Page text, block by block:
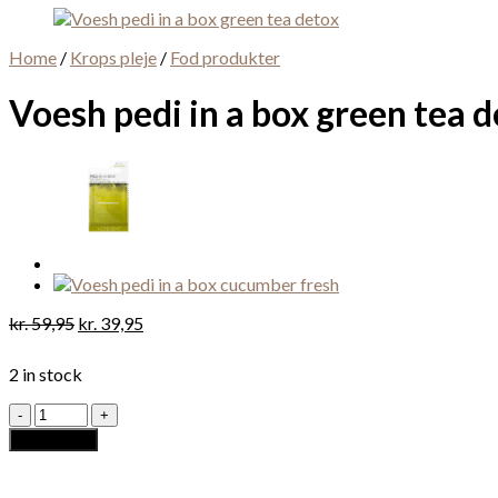
Home / Krops pleje / Fod produkter
Voesh pedi in a box green tea
kr.59,95 Original
kr. 59,95.
kr. 39,95Current
2 in stock
Voesh
pedi
in